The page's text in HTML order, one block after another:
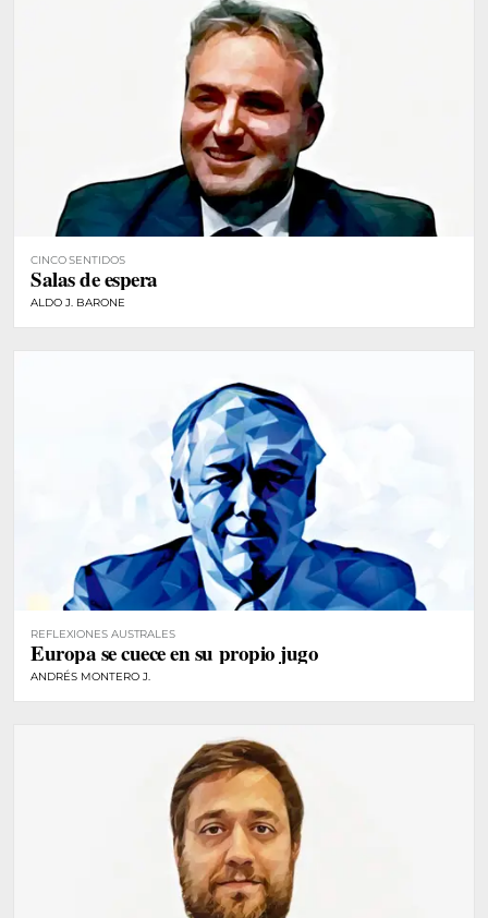
CINCO SENTIDOS
Salas de espera
ALDO J. BARONE
REFLEXIONES AUSTRALES
Europa se cuece en su propio jugo
ANDRÉS MONTERO J.